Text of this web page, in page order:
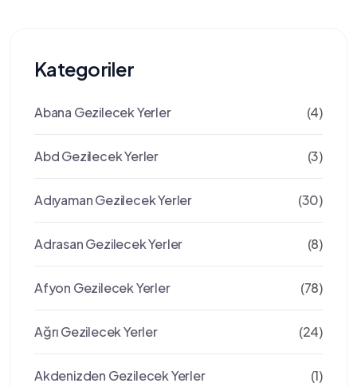
Kategoriler
Abana Gezilecek Yerler (4)
Abd Gezilecek Yerler (3)
Adıyaman Gezilecek Yerler (30)
Adrasan Gezilecek Yerler (8)
Afyon Gezilecek Yerler (78)
Ağrı Gezilecek Yerler (24)
Akdenizden Gezilecek Yerler (1)